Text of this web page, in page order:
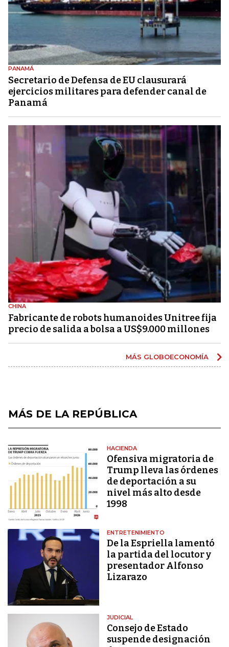
PANAMÁ
Secretario de Defensa de EU clausurará
ejercicios militares para defender canal de
Panamá
CHINA
Fabricante de robots humanoides Unitree fija
precio de salida a bolsa a US$9.000 millones
MÁS GLOBOECONOMÍA
MÁS DE LA REPÚBLICA
HACIENDA
Ofensiva migratoria de
Trump lleva las órdenes
de deportación a su
nivel más alto desde
1998
ENTRETENIMIENTO
De la Espriella lamentó
la partida del locutor y
presentador Alfonso
Lizarazo
JUDICIAL
Consejo de Estado
suspende designación